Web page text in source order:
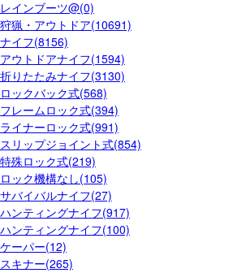
レインブーツ@(0)
狩猟・アウトドア(10691)
ナイフ(8156)
アウトドアナイフ(1594)
折りたたみナイフ(3130)
ロックバック式(568)
フレームロック式(394)
ライナーロック式(991)
スリップジョイント式(854)
特殊ロック式(219)
ロック機構なし(105)
サバイバルナイフ(27)
ハンティングナイフ(917)
ハンティングナイフ(100)
ケーパー(12)
スキナー(265)